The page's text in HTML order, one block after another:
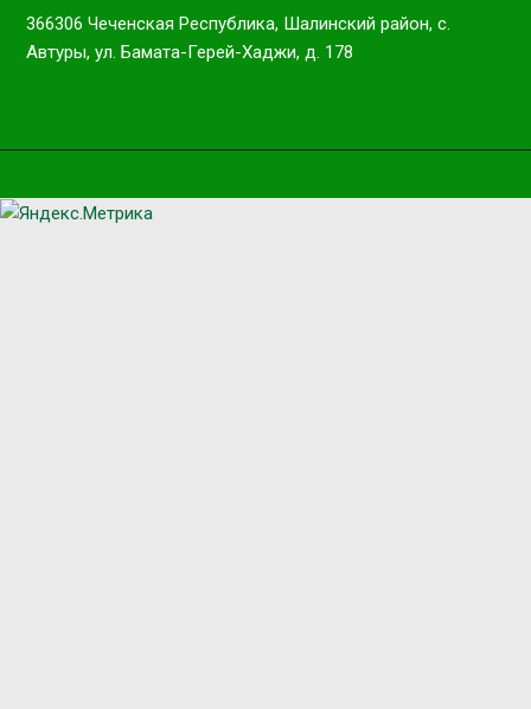
366306 Чеченская Республика, Шалинский район, с.
Автуры, ул. Бамата-Герей-Хаджи, д. 178